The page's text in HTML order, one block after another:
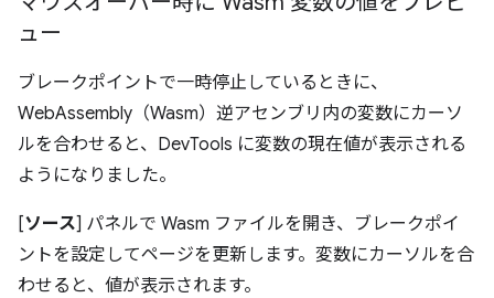
ュー
ブレークポイントで一時停止しているときに、
WebAssembly（Wasm）逆アセンブリ内の変数にカーソ
ルを合わせると、DevTools に変数の現在値が表示される
ようになりました。
[ソース] パネルで Wasm ファイルを開き、ブレークポイ
ントを設定してページを更新します。変数にカーソルを合
わせると、値が表示されます。